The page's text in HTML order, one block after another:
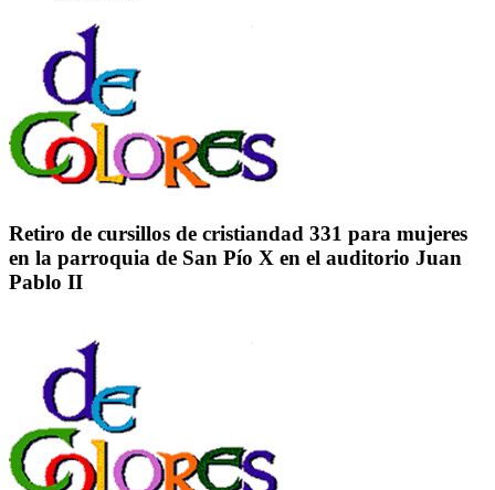
Retiro de cursillos de cristiandad 331 para mujeres
en la parroquia de San Pío X en el auditorio Juan
Pablo II